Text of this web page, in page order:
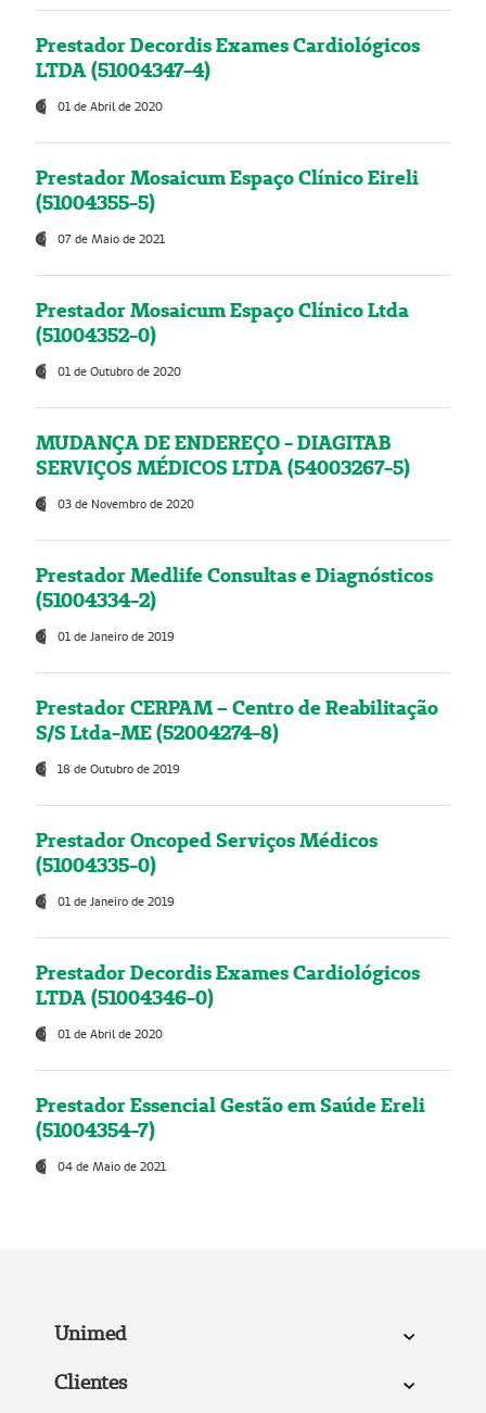
Prestador Decordis Exames Cardiológicos
LTDA (51004347-4)
01 de Abril de 2020
Prestador Mosaicum Espaço Clínico Eireli
(51004355-5)
07 de Maio de 2021
Prestador Mosaicum Espaço Clínico Ltda
(51004352-0)
01 de Outubro de 2020
MUDANÇA DE ENDEREÇO - DIAGITAB
SERVIÇOS MÉDICOS LTDA (54003267-5)
03 de Novembro de 2020
Prestador Medlife Consultas e Diagnósticos
(51004334-2)
01 de Janeiro de 2019
Prestador CERPAM – Centro de Reabilitação
S/S Ltda-ME (52004274-8)
18 de Outubro de 2019
Prestador Oncoped Serviços Médicos
(51004335-0)
01 de Janeiro de 2019
Prestador Decordis Exames Cardiológicos
LTDA (51004346-0)
01 de Abril de 2020
Prestador Essencial Gestão em Saúde Ereli
(51004354-7)
04 de Maio de 2021
Unimed
Clientes